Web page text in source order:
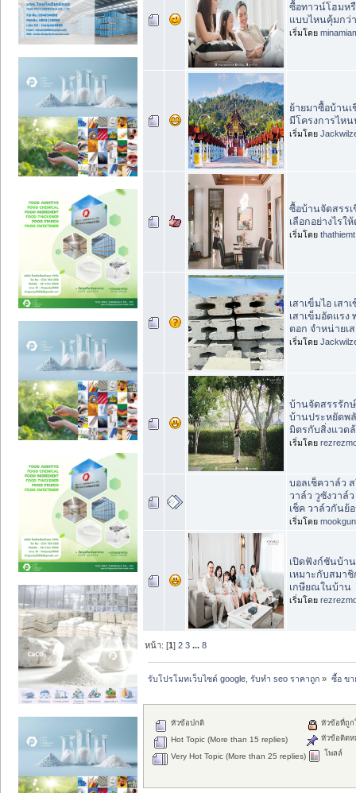
ซื้อทาวน์โฮมห
แบบไหนคุ้มกว่
เริ่มโดย
ย้ายมาซื้อบ้านเ
มีโครงการไห
เริ่มโดย
ซื้อบ้านจัดสรรเ
เลือกอย่างไรใ
เริ่มโดย thathiemt
เสาเข็มไอ เส
เสาเข็มอัดแรง
ตอก จำหน่ายเ
เริ่มโดย
บ้านจัดสรรรัก
บ้านประหยัดพ
มิตรกับสิ่งแวด
เริ่มโดย
บอลเช็ควาล์ว
วาล์ว วูซังวาล์
เช็ค วาล์วกันย้
เริ่มโดย
เปิดฟังก์ชันบ้า
เหมาะกับสมา
เกษียณในบ้าน
เริ่มโดย
หน้า: [1]2 3 ...8
รับโปรโมทเว็บไซต์ google, รับทำ seo ราคาถูก » ซื้อ ขา
หัวข้อปกติ
Hot Topic (More than 15 replies)
Very Hot Topic (More than 25 replies)
หัวข้อที่ถู
หัวข้อติดห
โพลล์